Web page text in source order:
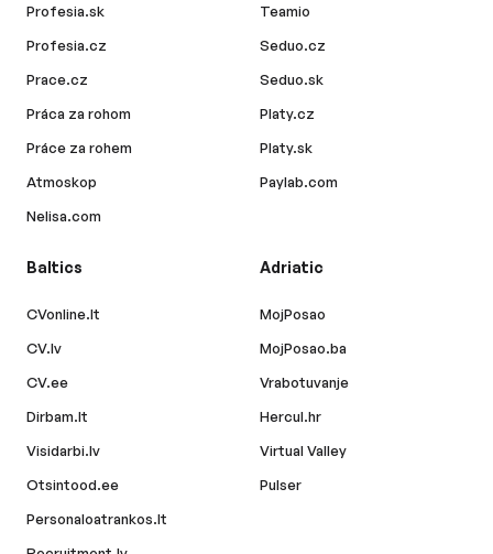
Profesia.sk
Profesia.cz
Prace.cz
Práca za rohom
Práce za rohem
Atmoskop
Nelisa.com
Teamio
Seduo.cz
Seduo.sk
Platy.cz
Platy.sk
Paylab.com
Baltics
CVonline.lt
CV.lv
CV.ee
Dirbam.lt
Visidarbi.lv
Otsintood.ee
Personaloatrankos.lt
Adriatic
MojPosao
MojPosao.ba
Vrabotuvanje
Hercul.hr
Virtual Valley
Pulser